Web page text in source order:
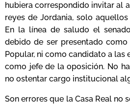
hubiera correspondido invitar al
reyes de Jordania, solo
En la línea de saludo el
debido de ser presentado
Popular, ni como candidato a las
como jefe de la oposición. No
no ostentar cargo institucional
Son errores que la Casa Real no